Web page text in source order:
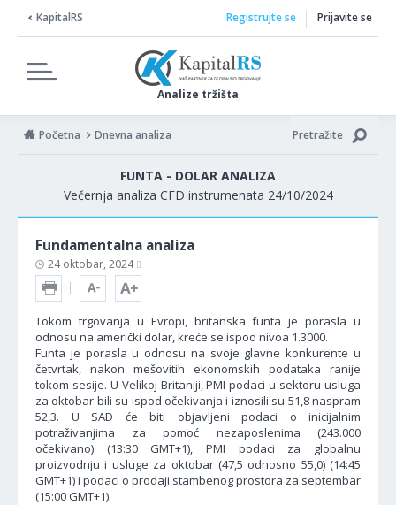
KapitalRS
Analize tržišta
Registrujte se Prijavite se
Početna Dnevna analiza Pretražite
FUNTA - DOLAR ANALIZA
Večernja analiza CFD instrumenata 24/10/2024
Fundamentalna analiza
24 oktobar, 2024
Tokom trgovanja u Evropi, britanska funta je porasla u
odnosu na američki dolar, kreće se ispod nivoa 1.3000.
Funta je porasla u odnosu na svoje glavne konkurente u
četvrtak, nakon mešovitih ekonomskih podataka ranije
tokom sesije. U Velikoj Britaniji, PMI podaci u sektoru usluga
za oktobar bili su ispod očekivanja i iznosili su 51,8 naspram
52,3. U SAD će biti objavljeni podaci o inicijalnim
potraživanjima za pomoć nezaposlenima (243.000
očekivano) (13:30 GMT+1), PMI podaci za globalnu
proizvodnju i usluge za oktobar (47,5 odnosno 55,0) (14:45
GMT+1) i podaci o prodaji stambenog prostora za septembar
(15:00 GMT+1).